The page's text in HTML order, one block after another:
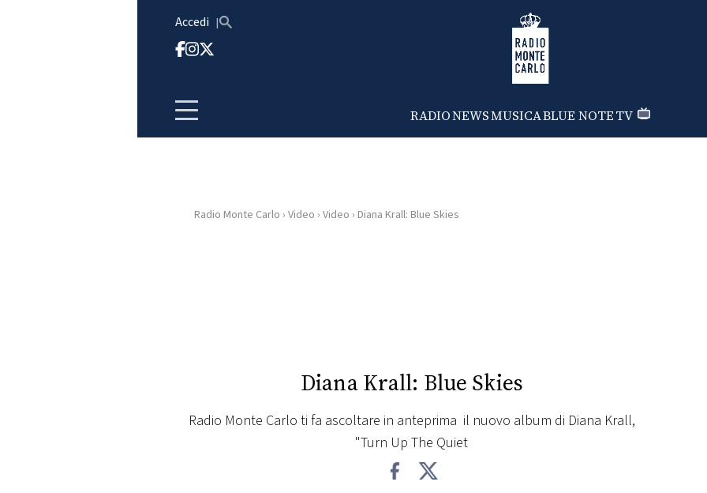
Accedi Radio Monte Carlo
RADIONEWSMUSICABLUE NOTETV
HOME
NEWS
Radio Monte Carlo › Video › Video › Diana Krall: Blue Skies
Diana Krall: Blue Skies
Radio Monte Carlo ti fa ascoltare in anteprima il nuovo album di Diana Krall,
"Turn Up The Quiet